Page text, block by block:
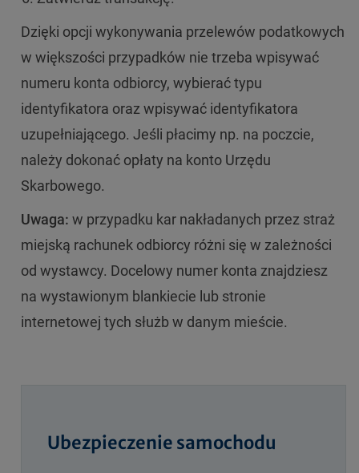
Dzięki opcji wykonywania przelewów podatkowych
w większości przypadków nie trzeba wpisywać
numeru konta odbiorcy, wybierać typu
identyfikatora oraz wpisywać identyfikatora
uzupełniającego. Jeśli płacimy np. na poczcie,
należy dokonać opłaty na konto Urzędu
Skarbowego.
Uwaga: w przypadku kar nakładanych przez straż
miejską rachunek odbiorcy różni się w zależności
od wystawcy. Docelowy numer konta znajdziesz
na wystawionym blankiecie lub stronie
internetowej tych służb w danym mieście.
Ubezpieczenie samochodu